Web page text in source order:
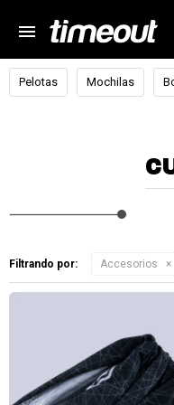
menu
Pelotas Mochilas
Filtrando por: Accesorios